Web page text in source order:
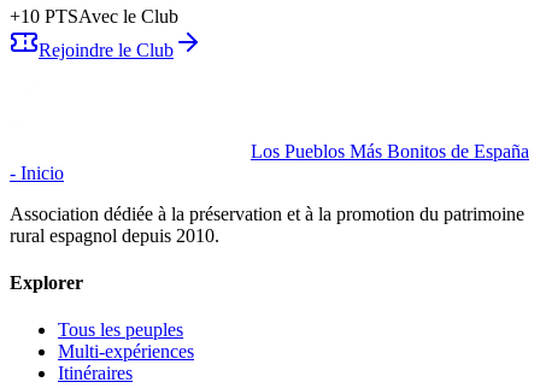
+10 PTSAvec le Club
Rejoindre le Club
Los Pueblos Más Bonitos de España
- Inicio
Association dédiée à la préservation et à la promotion du patrimoine
rural espagnol depuis 2010.
Explorer
Tous les peuples
Multi-expériences
Itinéraires